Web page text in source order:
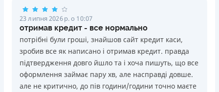
23 липня 2026 р. о 10:07
отримав кредит - все нормально
потрібні були гроші, знайшов сайт кредит каси,
зробив все як написано і отримав кредит. правда
підтвердження довго йшло та і хоча пишуть, що все
оформлення займає пару хв, але насправді довше.
але не критично, до пів години/години точно маєте